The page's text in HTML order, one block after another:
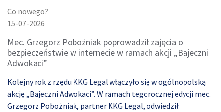
Co nowego?
15-07-2026
Mec. Grzegorz Pobożniak poprowadził zajęcia o
bezpieczeństwie w internecie w ramach akcji „Bajeczni
Adwokaci”
Kolejny rok z rzędu KKG Legal włączyło się w ogólnopolską
akcję „Bajeczni Adwokaci”. W ramach tegorocznej edycji mec.
Grzegorz Pobożniak, partner KKG Legal, odwiedził